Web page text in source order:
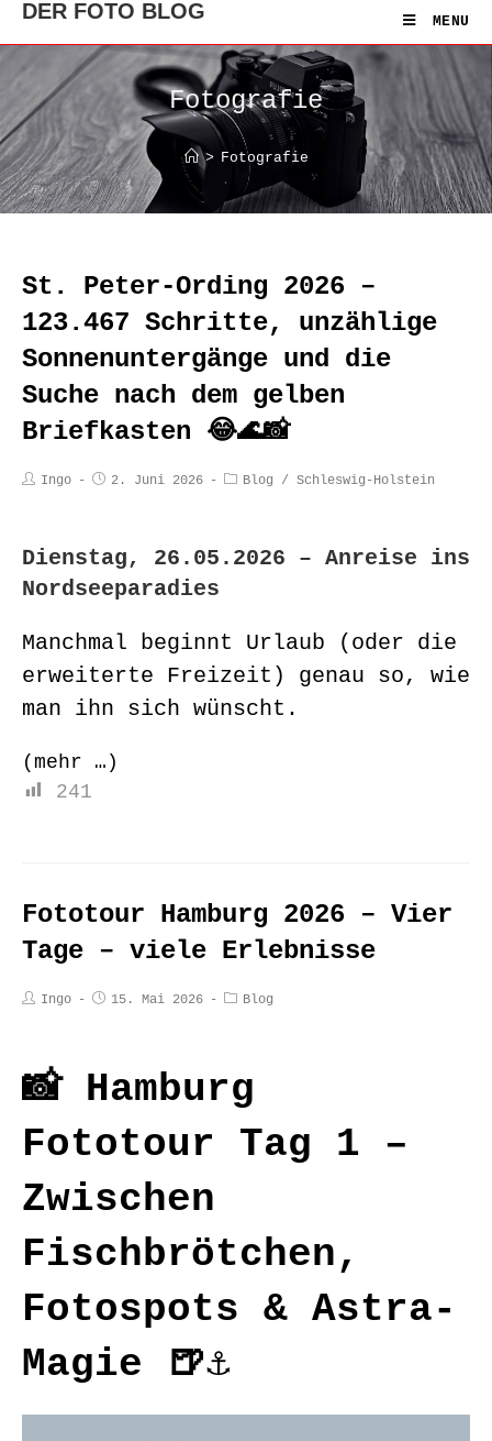
DER FOTO BLOG MENU
Fotografie
> Fotografie
St. Peter-Ording 2026 –
123.467 Schritte, unzählige
Sonnenuntergänge und die
Suche nach dem gelben
Briefkasten 😂🌊📸
Ingo 2. Juni 2026 Blog / Schleswig-Holstein
Dienstag, 26.05.2026 – Anreise ins
Nordseeparadies
Manchmal beginnt Urlaub (oder die
erweiterte Freizeit) genau so, wie
man ihn sich wünscht.
(mehr …)
241
Fototour Hamburg 2026 – Vier
Tage – viele Erlebnisse
Ingo 15. Mai 2026 Blog
📸 Hamburg
Fototour Tag 1 –
Zwischen
Fischbrötchen,
Fotospots & Astra-
Magie 🍺⚓